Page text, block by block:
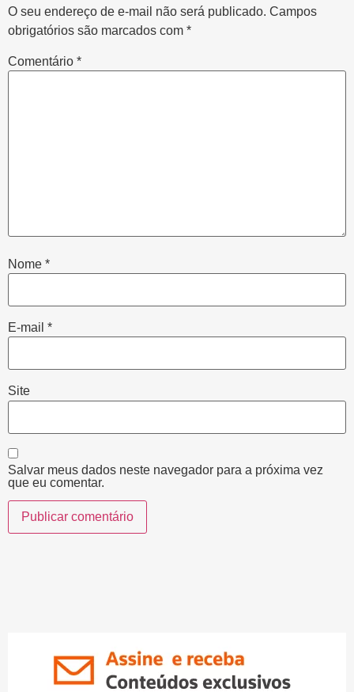
O seu endereço de e-mail não será publicado. Campos
obrigatórios são marcados com *
Comentário *
Nome *
E-mail *
Site
Salvar meus dados neste navegador para a próxima vez
que eu comentar.